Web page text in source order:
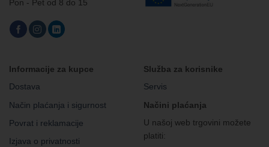
Pon - Pet od 8 do 15
Informacije za kupce
Dostava
Način plaćanja i sigurnost
Povrat i reklamacije
Izjava o privatnosti
Služba za korisnike
Servis
Načini plaćanja
U našoj web trgovini možete
platiti: